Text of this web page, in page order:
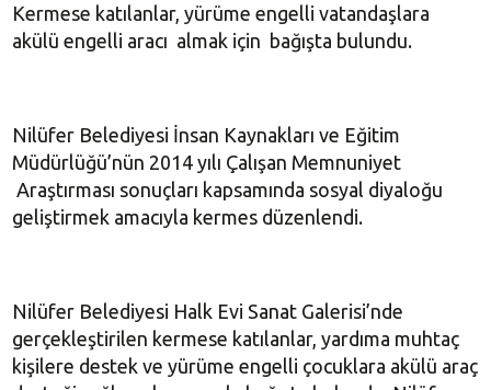
Kermese katılanlar, yürüme engelli vatandaşlara
akülü engelli aracı almak için bağışta bulundu.
Nilüfer Belediyesi İnsan Kaynakları ve Eğitim
Müdürlüğü’nün 2014 yılı Çalışan Memnuniyet
Araştırması sonuçları kapsamında sosyal diyaloğu
geliştirmek amacıyla kermes düzenlendi.
Nilüfer Belediyesi Halk Evi Sanat Galerisi’nde
gerçekleştirilen kermese katılanlar, yardıma muhtaç
kişilere destek ve yürüme engelli çocuklara akülü araç